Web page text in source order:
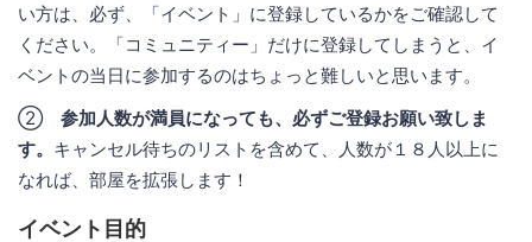
い方は、必ず、「イベント」に登録しているかをご確認して
ください。「コミュニティー」だけに登録してしまうと、イ
ベントの当日に参加するのはちょっと難しいと思います。
② 参加人数が満員になっても、必ずご登録お願い致しま
す。 キャンセル待ちのリストを含めて、人数が１８人以上に
なれば、部屋を拡張します！
イベント目的